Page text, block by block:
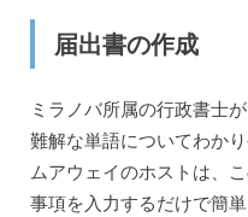
届出書の作成
ミラノバ所属の行政書士
難解な単語についてわか
ムアウェイのホストは、
事項を入力するだけで簡